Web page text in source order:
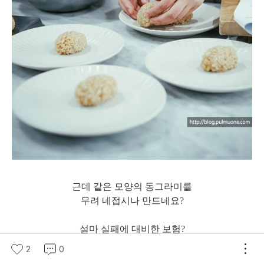
근데 같은 모양의 동그라미를
무려 네접시나 만드네요?
설마 실패에 대비한 보험?
2 0